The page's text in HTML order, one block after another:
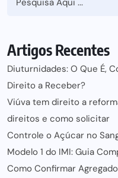
Artigos Recentes
Diuturnidades: O Que É,
Direito a Receber?
Viúva tem direito a
direitos e como solicitar
Controle o Açúcar no
Modelo 1 do IMI: Guia
Como Confirmar